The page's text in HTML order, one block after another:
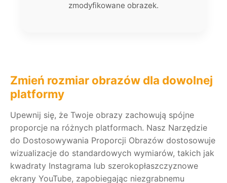
zmodyfikowane obrazek.
Zmień rozmiar obrazów dla dowolnej
platformy
Upewnij się, że Twoje obrazy zachowują spójne
proporcje na różnych platformach. Nasz Narzędzie
do Dostosowywania Proporcji Obrazów dostosowuje
wizualizacje do standardowych wymiarów, takich jak
kwadraty Instagrama lub szerokopłaszczyznowe
ekrany YouTube, zapobiegając niezgrabnemu